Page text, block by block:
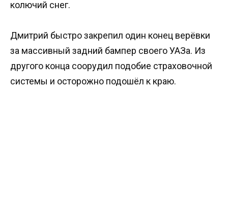
колючий снег.
Дмитрий быстро закрепил один конец верёвки
за массивный задний бампер своего УАЗа. Из
другого конца соорудил подобие страховочной
системы и осторожно подошёл к краю.